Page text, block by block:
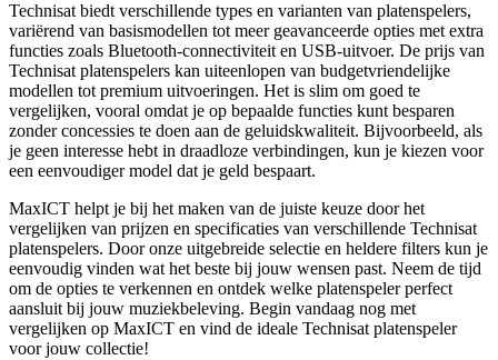
Technisat biedt verschillende types en varianten van platenspelers,
variërend van basismodellen tot meer geavanceerde opties met extra
functies zoals Bluetooth-connectiviteit en USB-uitvoer. De prijs van
Technisat platenspelers kan uiteenlopen van budgetvriendelijke
modellen tot premium uitvoeringen. Het is slim om goed te
vergelijken, vooral omdat je op bepaalde functies kunt besparen
zonder concessies te doen aan de geluidskwaliteit. Bijvoorbeeld, als
je geen interesse hebt in draadloze verbindingen, kun je kiezen voor
een eenvoudiger model dat je geld bespaart.
MaxICT helpt je bij het maken van de juiste keuze door het
vergelijken van prijzen en specificaties van verschillende Technisat
platenspelers. Door onze uitgebreide selectie en heldere filters kun je
eenvoudig vinden wat het beste bij jouw wensen past. Neem de tijd
om de opties te verkennen en ontdek welke platenspeler perfect
aansluit bij jouw muziekbeleving. Begin vandaag nog met
vergelijken op MaxICT en vind de ideale Technisat platenspeler
voor jouw collectie!